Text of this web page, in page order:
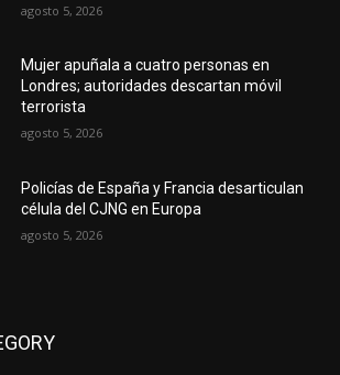
agosto 5, 2026
Mujer apuñala a cuatro personas en
Londres; autoridades descartan móvil
terrorista
agosto 5, 2026
Policías de España y Francia desarticulan
célula del CJNG en Europa
agosto 5, 2026